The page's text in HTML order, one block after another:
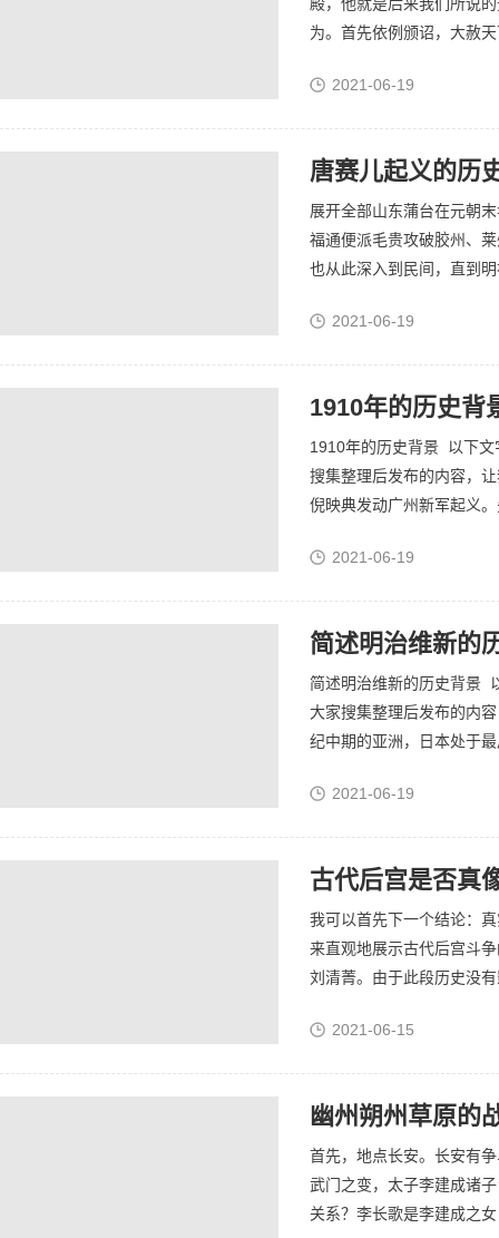
为。首先依例颁诏，大赦
经...2021-06-19
唐赛儿起义的历
展开全部山东蒲台在元朝
福通便派毛贵攻破胶州、
也从此深入到民间，直到
传...2021-06-19
1910年的历史背
1910年的历史背景 以下文
搜集整理后发布的内容，
倪映典发动广州新军起义
2021-06-19
简述明治维新的
简述明治维新的历史背景
大家搜集整理后发布的内
纪中期的亚洲，日本处于
2021-06-19
古代后宫是否真
我可以首先下一个结论：
来直观地展示古代后宫斗
刘清菁。由于此段历史没
史...2021-06-15
首先，地点长安。长安有
武门之变，太子李建成诸
关系？李长歌是李建成之